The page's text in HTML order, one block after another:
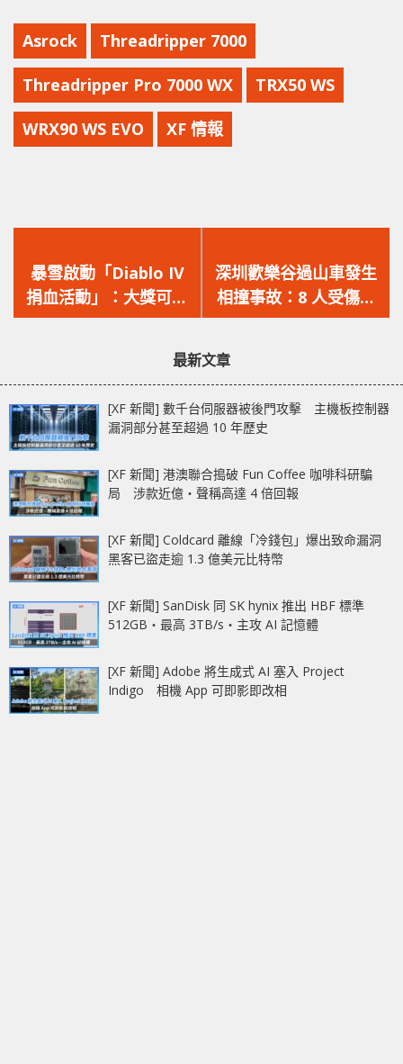
Asrock Threadripper 7000
Threadripper Pro 7000 WX TRX50 WS
WRX90 WS EVO XF 情報
一
篇
文
暴雪啟動「Diablo IV
捐血活動」：大獎可贏
得注入真人血液的「血
一
篇
文
深圳歡樂谷過山車發生
相撞事故：8 人受傷送
院治療！
最新文章
[XF 新聞] 數千台伺服器被後門攻擊 主機板控制器
漏洞部分甚至超過 10 年歷史
[XF 新聞] 港澳聯合搗破 Fun Coffee 咖啡科研騙
局 涉款近億‧聲稱高達 4 倍回報
[XF 新聞] Coldcard 離線「冷錢包」爆出致命漏洞
黑客已盜走逾 1.3 億美元比特幣
[XF 新聞] SanDisk 同 SK hynix 推出 HBF 標準
512GB‧最高 3TB/s‧主攻 AI 記憶體
[XF 新聞] Adobe 將生成式 AI 塞入 Project
Indigo 相機 App 可即影即改相